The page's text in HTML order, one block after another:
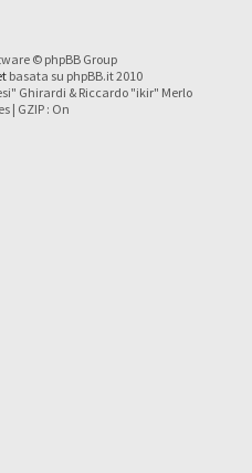
© phpBB Group
basata su phpBB.it 2010
Ghirardi & Riccardo "ikir" Merlo
| GZIP : On